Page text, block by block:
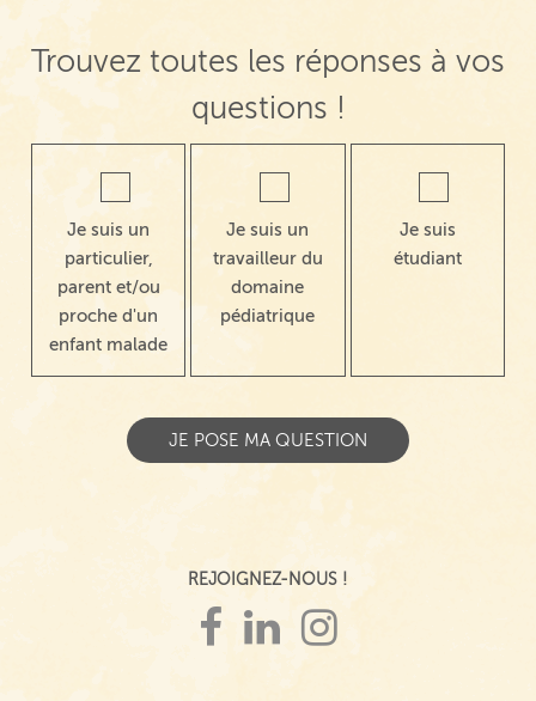
Trouvez toutes les réponses à vos
questions !
Je suis un
particulier,
parent et/ou
proche d'un
enfant malade
Je suis un
travailleur du
domaine
pédiatrique
Je suis
étudiant
REJOIGNEZ-NOUS !